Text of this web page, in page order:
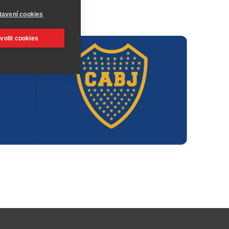
cookies
cookies